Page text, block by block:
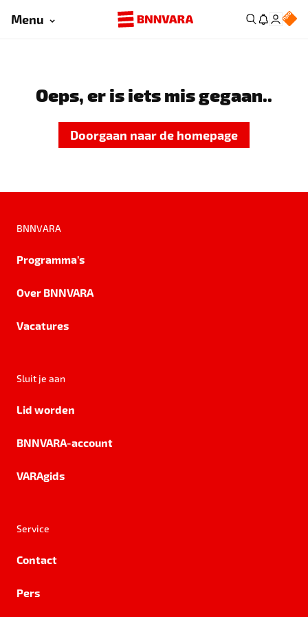
Menu
Oeps, er is iets mis gegaan..
Doorgaan naar de homepage
BNNVARA
Programma's
Over BNNVARA
Vacatures
Sluit je aan
Lid worden
BNNVARA-account
VARAgids
Service
Contact
Pers